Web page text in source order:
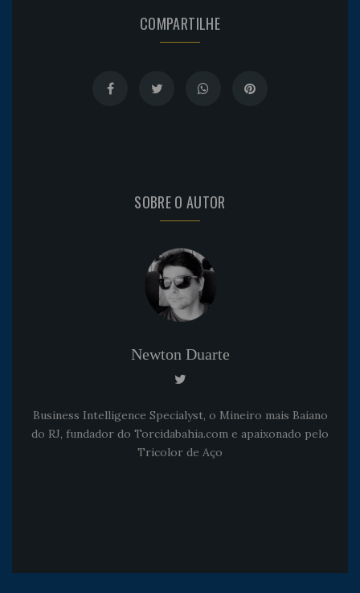
COMPARTILHE
SOBRE O AUTOR
Newton Duarte
Business Intelligence Specialyst, o Mineiro mais Baiano
do RJ, fundador do Torcidabahia.com e apaixonado pelo
Tricolor de Aço